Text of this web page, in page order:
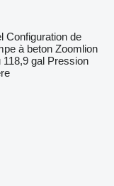
Configuration de
à beton Zoomlion
118,9 gal Pression